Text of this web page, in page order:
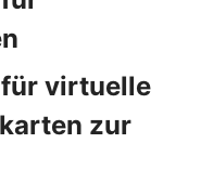
virtuelle
zur